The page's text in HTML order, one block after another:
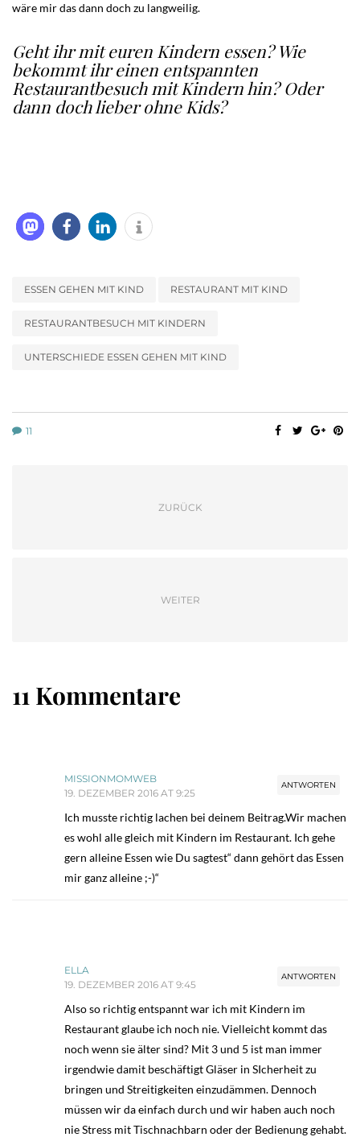
wäre mir das dann doch zu langweilig.
Geht ihr mit euren Kindern essen? Wie
bekommt ihr einen entspannten
Restaurantbesuch mit Kindern hin? Oder
dann doch lieber ohne Kids?
ESSEN GEHEN MIT KIND RESTAURANT MIT KIND
RESTAURANTBESUCH MIT KINDERN
UNTERSCHIEDE ESSEN GEHEN MIT KIND
11
ZURÜCK
WEITER
11 Kommentare
ANTWORTEN
MISSIONMOMWEB
19. DEZEMBER 2016 AT 9:25
Ich musste richtig lachen bei deinem Beitrag.Wir machen
es wohl alle gleich mit Kindern im Restaurant. Ich gehe
gern alleine Essen wie Du sagtest“ dann gehört das Essen
mir ganz alleine ;-)“
ANTWORTEN
ELLA
19. DEZEMBER 2016 AT 9:45
Also so richtig entspannt war ich mit Kindern im
Restaurant glaube ich noch nie. Vielleicht kommt das
noch wenn sie älter sind? Mit 3 und 5 ist man immer
irgendwie damit beschäftigt Gläser in SIcherheit zu
bringen und Streitigkeiten einzudämmen. Dennoch
müssen wir da einfach durch und wir haben auch noch
nie Stress mit Tischnachbarn oder der Bedienung gehabt.